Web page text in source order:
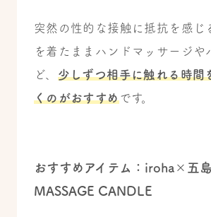
突然の性的な接触に抵抗を感じ
を着たままハンドマッサージや
ど、 少しずつ相手に触れる時間
くのがおすすめです。
おすすめアイテム：iroha×五
MASSAGE CANDLE